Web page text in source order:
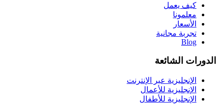
كيف يعمل
معلمونا
الأسعار
تجربة مجانية
Blog
الدورات الشائعة
الإنجليزية عبر الإنترنت
الإنجليزية للأعمال
الإنجليزية للأطفال